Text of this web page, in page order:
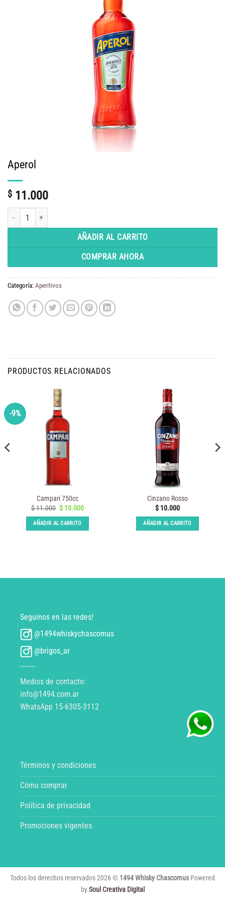
Aperol
$ 11.000
Aperol cantidad
AÑADIR AL CARRITO
COMPRAR AHORA
Categoría: Aperitivos
PRODUCTOS RELACIONADOS
-9%
Campari 750cc
$11.000 El
precio
original
era:
$ 11.000.
$ 10.000El
$ 10.000.
AÑADIR AL CARRITO
Cinzano Rosso
$ 10.000
AÑADIR AL CARRITO
Seguinos en las redes!
@1494whiskychascomus
@brigos_ar
Medios de contacto:
info@1494.com.ar
WhatsApp 15-6305-3112
Términos y condiciones
Cómo comprar
Política de privacidad
Promociones vigentes
Todos los derechos reservados 2026 © 1494 Whisky ChascomusPowered
bySoul Creativa Digital